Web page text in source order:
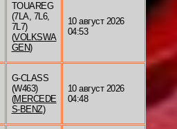
TOUAREG
(7LA, 7L6,
7L7)
(VOLKSWA
GEN)
10 август 2026
04:53
G-CLASS
(W463)
(MERCEDE
S-BENZ)
10 август 2026
04:48